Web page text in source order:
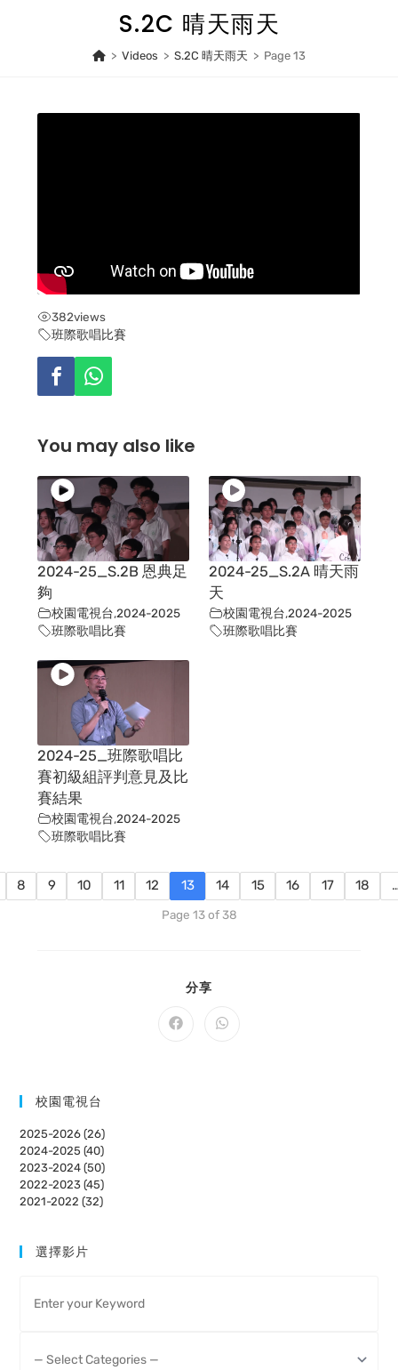
S.2C 晴天雨天
> Videos > S.2C 晴天雨天 > Page 13
382views
班際歌唱比賽
You may also like
2024-25_S.2B 恩典足
夠
校園電視台,2024-2025
班際歌唱比賽
2024-25_S.2A 晴天雨
天
校園電視台,2024-2025
班際歌唱比賽
2024-25_班際歌唱比
賽初級組評判意見及比
賽結果
校園電視台,2024-2025
班際歌唱比賽
8 9 10 11 12 13 14 15 16 17 18
Page 13 of 38
分享
CONTENT
Opens
Opens
校園電視台
2025-2026 (26)
2024-2025 (40)
2023-2024 (50)
2022-2023 (45)
2021-2022 (32)
選擇影片